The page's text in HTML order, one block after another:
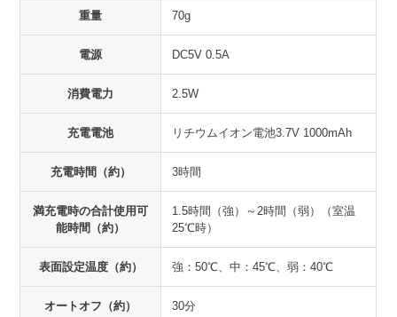
重量 70g
電源 DC5V 0.5A
消費電力 2.5W
充電電池 リチウムイオン電池3.7V 1000mAh
充電時間（約） 3時間
満充電時の合計使用可
能時間（約）
1.5時間（強）～2時間（弱）（室温
25℃時）
表面設定温度（約） 強：50℃、中：45℃、弱：40℃
オートオフ（約） 30分